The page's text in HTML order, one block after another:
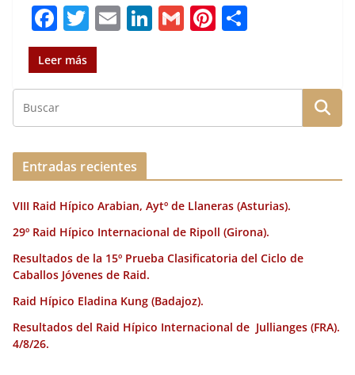
F
a
c
e
b
o
o
k
T
w
it
te
r
E
l
Li
e
dI
G
l
Pi
re
st
p
a
ir
Leer más
Entradas recientes
VIII Raid Hípico Arabian, Aytº de Llaneras (Asturias).
29º Raid Hípico Internacional de Ripoll (Girona).
Resultados de la 15º Prueba Clasificatoria del Ciclo de
Caballos Jóvenes de Raid.
Raid Hípico Eladina Kung (Badajoz).
Resultados del Raid Hípico Internacional de Jullianges (FRA).
4/8/26.